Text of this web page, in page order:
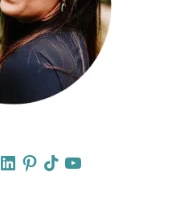
LinkedInPinterestTikTokYouTube